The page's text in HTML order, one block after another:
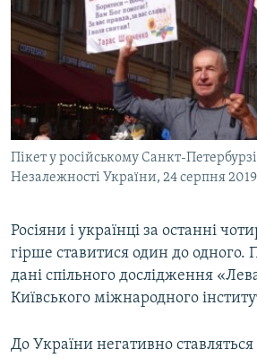
ПРИАЗОВ’Я
КИТАЙ.ВИКЛИКИ
МУЛЬТИМЕДІА
ФОТО
СПЕЦПРОЄКТИ
ПОДКАСТИ
РУС
УКР
КТАТ
ДОЛУЧАЙСЯ!
Пікет у російському Санкт-
Незалежності України, 24 серпня
Росіяни і українці за останні
гірше ставитися один до одного.
дані спільного дослідження
Київського міжнародного
До України негативно